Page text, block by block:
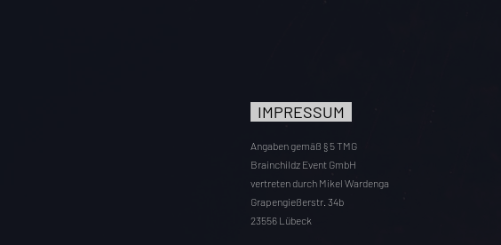
IMPRESSUM
Angaben gemäß § 5 TMG
Brainchildz Event GmbH
vertreten durch Mikel Wardenga
Grapengießerstr. 34b
23556 Lübeck